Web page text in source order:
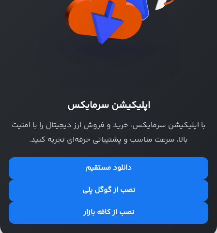
اپلیکیشن سرمایکس
با اپلیکیشن سرمایکس، خرید و فروش ارز دیجیتال را با امنیت
بالا، سرعت مناسب و پشتیبانی حرفه‌ای تجربه کنید.
دانلود مستقیم
نصب از گوگل پلی
نصب از کافه بازار